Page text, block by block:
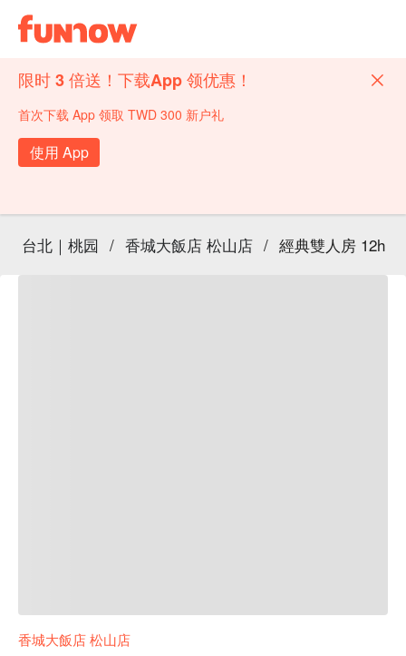
限时 3 倍送！下载App 领优惠！
首次下载 App 领取 TWD 300 新户礼
使用 App
台北｜桃园 / 香城大飯店 松山店 / 經典雙人房 12h
香城大飯店 松山店